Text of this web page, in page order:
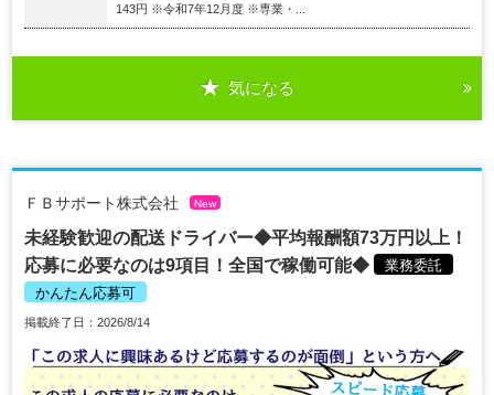
143円 ※令和7年12月度 ※専業・...
気になる
ＦＢサポート株式会社 New
未経験歓迎の配送ドライバー◆平均報酬額73万円以上！
応募に必要なのは9項目！全国で稼働可能◆
業務委託
かんたん応募可
掲載終了日：2026/8/14